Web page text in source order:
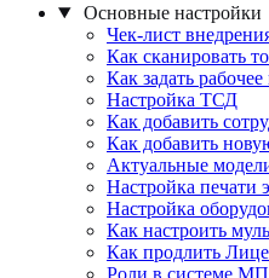
Основные настройки
Чек-лист
Как сканировать
Как задать рабочее
Настройка ТСД
Как добавить
Как добавить
Актуальные
Настройка печати
Настройка
Как настроить
Как продлить
Роли в системе